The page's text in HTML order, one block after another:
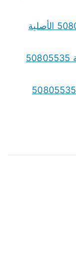
قطع غيار جيلي Geely الكويت 50805535 الأصلية
قطع غيار جيتور Jetour بالكويت أصلية 50805535
قطع غيار بايك BAIC الأصلية بالكويت 50805535